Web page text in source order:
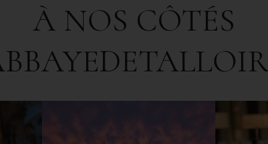
À NOS CÔTÉS